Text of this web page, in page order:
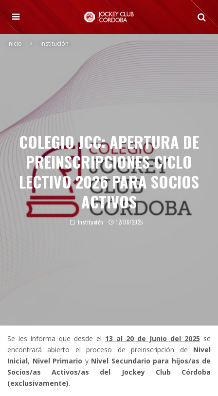
Inicio Institución
COLEGIO JCC: APERTURA DE
PREINSCRIPCIONES CICLO
LECTIVO 2026 PARA SOCIOS
ACTIVOS
Institución 12/06/2025
Se les informa que desde el 13 al 20 de Junio del 2025 se
encontrará abierto el proceso de preinscripción de Nivel
Inicial, Nivel Primario y Nivel Secundario para hijos/as de
Socios/as Activos/as del Jockey Club Córdoba
(exclusivamente).